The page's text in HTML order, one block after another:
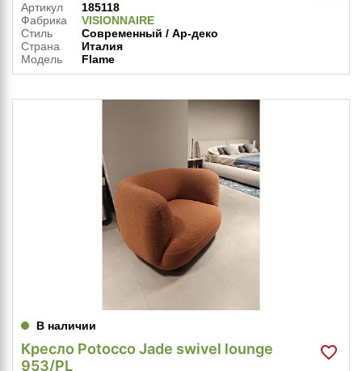
Артикул
185118
Фабрика
VISIONNAIRE
Стиль
Современный / Ар-деко
Страна
Италия
Модель
Flame
В наличии
Кресло Potocco Jade swivel lounge
953/PL